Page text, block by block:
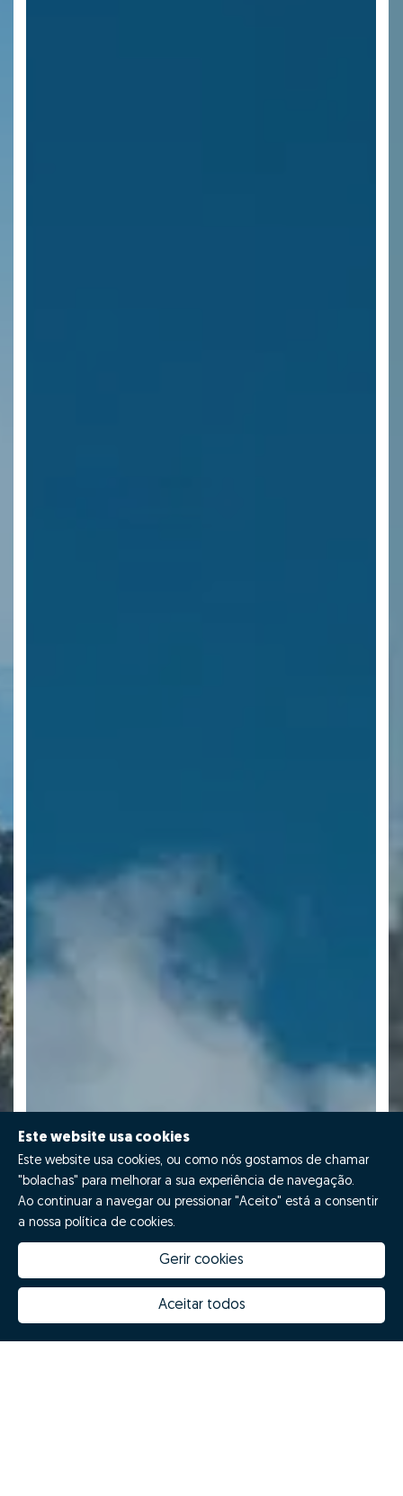
Este website usa cookies
Este website usa cookies, ou como nós gostamos de chamar
"bolachas" para melhorar a sua experiência de navegação.
Ao continuar a navegar ou pressionar "Aceito" está a consentir
a nossa política de cookies.
Gerir cookies
Aceitar todos